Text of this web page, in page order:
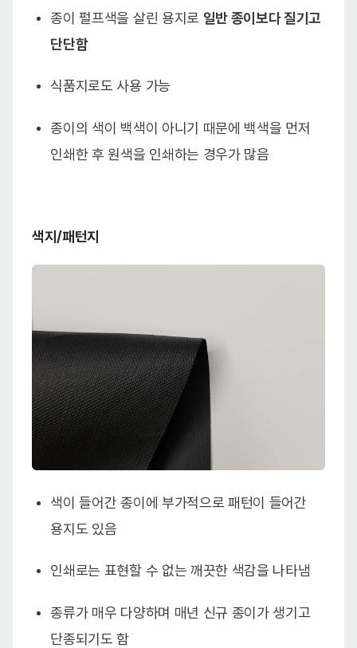
종이 펄프색을 살린 용지로 일반 종이보다 질기고
단단함
식품지로도 사용 가능
종이의 색이 백색이 아니기 때문에 백색을 먼저
인쇄한 후 원색을 인쇄하는 경우가 많음
색지/패턴지
색이 들어간 종이에 부가적으로 패턴이 들어간
용지도 있음
인쇄로는 표현할 수 없는 깨끗한 색감을 나타냄
종류가 매우 다양하며 매년 신규 종이가 생기고
단종되기도 함